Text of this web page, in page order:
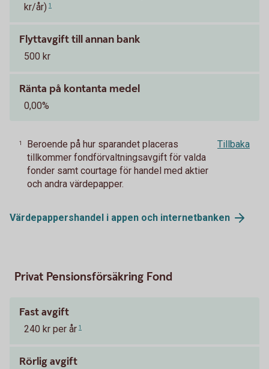
kr/år) 1
Flyttavgift till annan bank
500 kr
Ränta på kontanta medel
0,00%
1
Beroende på hur sparandet placeras
tillkommer fondförvaltningsavgift för valda
fonder samt courtage för handel med aktier
och andra värdepapper.
Tillbaka
Värdepappershandel i appen och internetbanken
Privat Pensionsförsäkring Fond
Fast avgift
240 kr per år 1
Rörlig avgift